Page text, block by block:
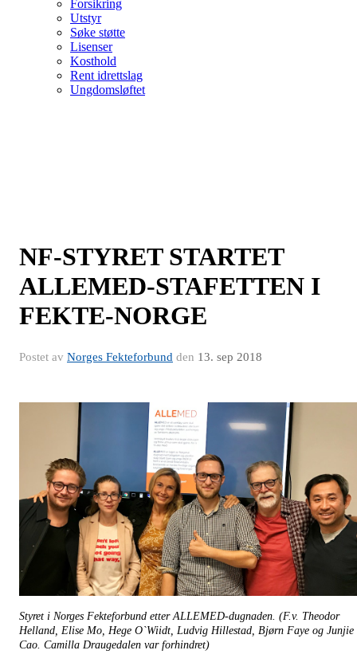
Forsikring
Utstyr
Søke støtte
Lisenser
Kosthold
Rent idrettslag
Ungdomsløftet
NF-STYRET STARTET
ALLEMED-STAFETTEN I
FEKTE-NORGE
Postet av Norges Fekteforbund den 13. sep 2018
Styret i Norges Fekteforbund etter ALLEMED-dugnaden. (F.v. Theodor
Helland, Elise Mo, Hege O`Wiidt, Ludvig Hillestad, Bjørn Faye og Junjie
Cao. Camilla Draugedalen var forhindret)